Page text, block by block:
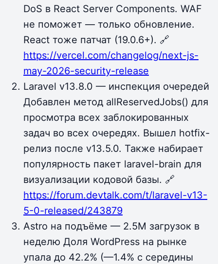
DoS в React Server Components. WAF
не поможет — только обновление.
React тоже патчат (19.0.6+). 🔗
https://vercel.com/changelog/next-js-
may-2026-security-release
Laravel v13.8.0 — инспекция очередей
Добавлен метод allReservedJobs() для
просмотра всех заблокированных
задач во всех очередях. Вышел hotfix-
релиз после v13.5.0. Также набирает
популярность пакет laravel-brain для
визуализации кодовой базы. 🔗
https://forum.devtalk.com/t/laravel-v13-
5-0-released/243879
Astro на подъёме — 2.5M загрузок в
неделю Доля WordPress на рынке
упала до 42.2% (—1.4% с середины